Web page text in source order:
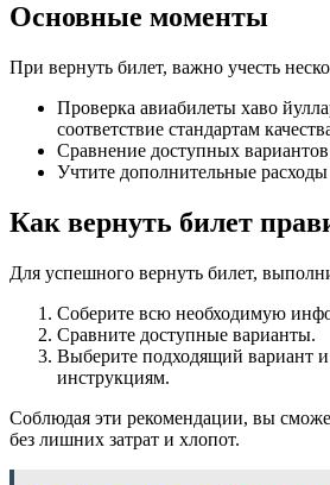
Основные моменты
При вернуть билет, важно учесть
Проверка авиабилеты хаво
соответствие стандартам
Сравнение доступных
Учтите дополнительные
Как вернуть билет
Для успешного вернуть билет,
Соберите всю необходимую
Сравните доступные варианты.
Выберите подходящий вариант и
инструкциям.
Соблюдая эти рекомендации, вы
без лишних затрат и хлопот.